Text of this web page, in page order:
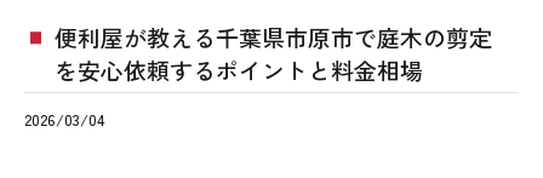
便利屋が教える千葉県市原市で庭木の剪定
を安心依頼するポイントと料金相場
2026/03/04